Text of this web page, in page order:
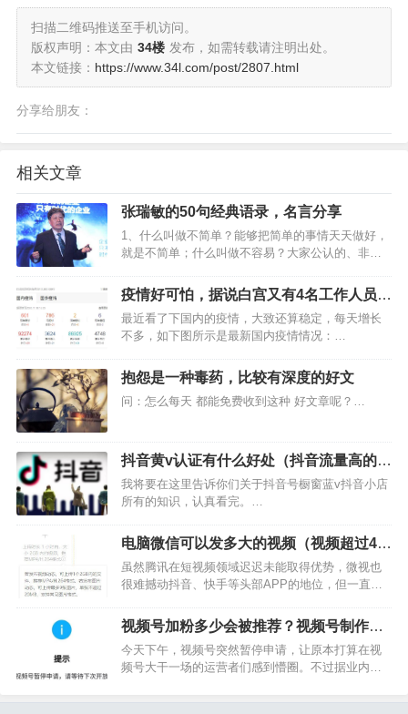
扫描二维码推送至手机访问。
版权声明：本文由 34楼 发布，如需转载请注明出处。
本文链接： https://www.34l.com/post/2807.html
分享给朋友：
相关文章
张瑞敏的50句经典语录，名言分享
1、什么叫做不简单？能够把简单的事情天天做好，
就是不简单；什么叫做不容易？大家公认的、非常
疫情好可怕，据说白宫又有4名工作人员被
确诊新冠肺炎
最近看了下国内的疫情，大致还算稳定，每天增长
不多，如下图所示是最新国内疫情情况：…
抱怨是一种毒药，比较有深度的好文
问：怎么每天 都能免费收到这种 好文章呢？…
抖音黄v认证有什么好处（抖音流量高的是
蓝v和黄v）
我将要在这里告诉你们关于抖音号橱窗蓝v抖音小店
所有的知识，认真看完。…
电脑微信可以发多大的视频（视频超过40
分钟发送步骤）
虽然腾讯在短视频领域迟迟未能取得优势，微视也
很难撼动抖音、快手等头部APP的地位，但一直以
及Wechat活跃用户账户达到12.5亿，微信视频号的
成长空间也被进一步拉大。而腾讯也很可能在短视
频…
视频号加粉多少会被推荐？视频号制作方
法分享
今天下午，视频号突然暂停申请，让原本打算在视
频号大干一场的运营者们感到懵圈。不过据业内人